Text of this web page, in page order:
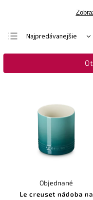
Najlacnejšie
Najpredávanejšie
Le creuset nádoba na
Objednané